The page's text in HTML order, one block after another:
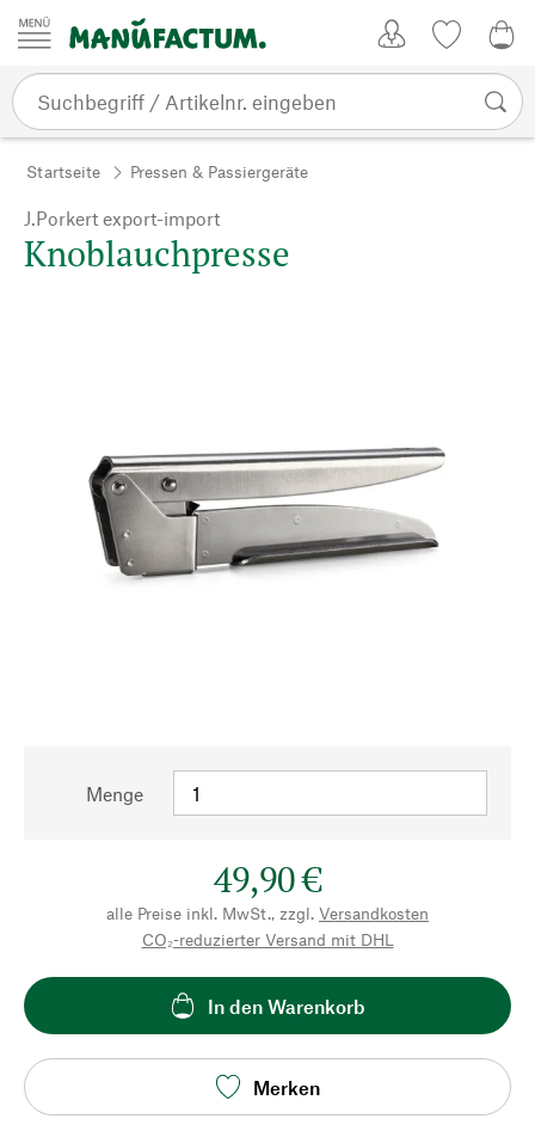
Zum Inhalt springen
Startseite Pressen & Passiergeräte
J.Porkert export-import
Knoblauchpresse
Menge
49,90 €
alle Preise inkl. MwSt., zzgl. Versandkosten
CO₂-reduzierter Versand mit DHL
In den Warenkorb
Merken